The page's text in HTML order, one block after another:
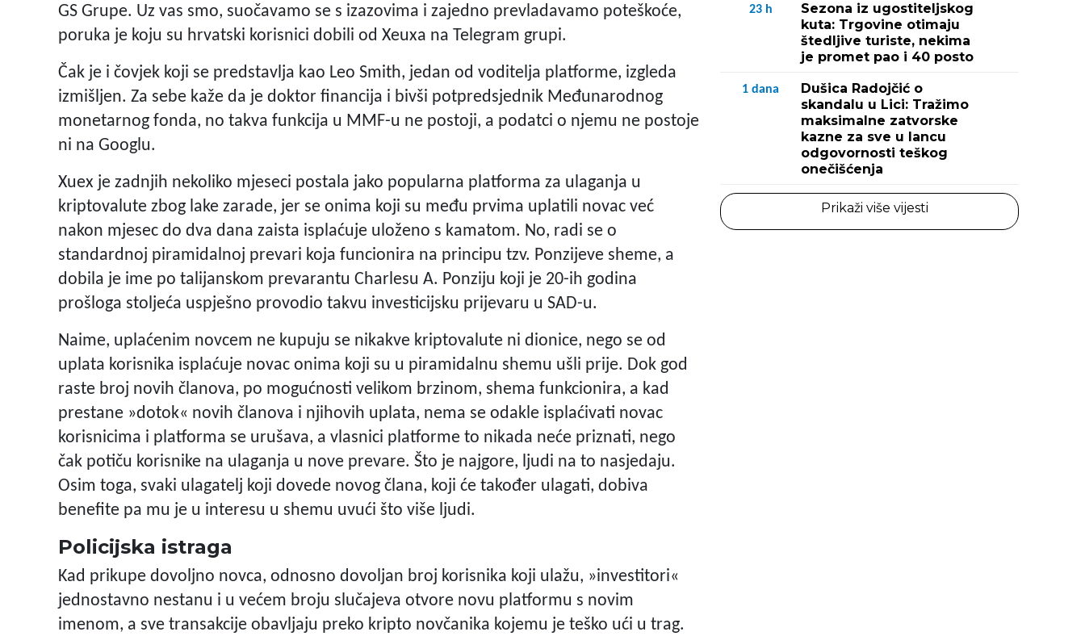
GS Grupe. Uz vas smo, suočavamo se s izazovima i zajedno prevladavamo poteškoće,
poruka je koju su hrvatski korisnici dobili od Xeuxa na Telegram grupi.
Čak je i čovjek koji se predstavlja kao Leo Smith, jedan od voditelja platforme, izgleda
izmišljen. Za sebe kaže da je doktor financija i bivši potpredsjednik Međunarodnog
monetarnog fonda, no takva funkcija u MMF-u ne postoji, a podatci o njemu ne postoje
ni na Googlu.
Xuex je zadnjih nekoliko mjeseci postala jako popularna platforma za ulaganja u
kriptovalute zbog lake zarade, jer se onima koji su među prvima uplatili novac već
nakon mjesec do dva dana zaista isplaćuje uloženo s kamatom. No, radi se o
standardnoj piramidalnoj prevari koja funcionira na principu tzv. Ponzijeve sheme, a
dobila je ime po talijanskom prevarantu Charlesu A. Ponziju koji je 20-ih godina
prošloga stoljeća uspješno provodio takvu investicijsku prijevaru u SAD-u.
Naime, uplaćenim novcem ne kupuju se nikakve kriptovalute ni dionice, nego se od
uplata korisnika isplaćuje novac onima koji su u piramidalnu shemu ušli prije. Dok god
raste broj novih članova, po mogućnosti velikom brzinom, shema funkcionira, a kad
prestane »dotok« novih članova i njihovih uplata, nema se odakle isplaćivati novac
korisnicima i platforma se urušava, a vlasnici platforme to nikada neće priznati, nego
čak potiču korisnike na ulaganja u nove prevare. Što je najgore, ljudi na to nasjedaju.
Osim toga, svaki ulagatelj koji dovede novog člana, koji će također ulagati, dobiva
benefite pa mu je u interesu u shemu uvući što više ljudi.
Policijska istraga
Kad prikupe dovoljno novca, odnosno dovoljan broj korisnika koji ulažu, »investitori«
jednostavno nestanu i u većem broju slučajeva otvore novu platformu s novim
imenom, a sve transakcije obavljaju preko kripto novčanika kojemu je teško ući u trag.
23 h
Sezona iz ugostiteljskog
kuta: Trgovine otimaju
štedljive turiste, nekima
je promet pao i 40 posto
1 dana
Dušica Radojčić o
skandalu u Lici: Tražimo
maksimalne zatvorske
kazne za sve u lancu
odgovornosti teškog
onečišćenja
Prikaži više vijesti